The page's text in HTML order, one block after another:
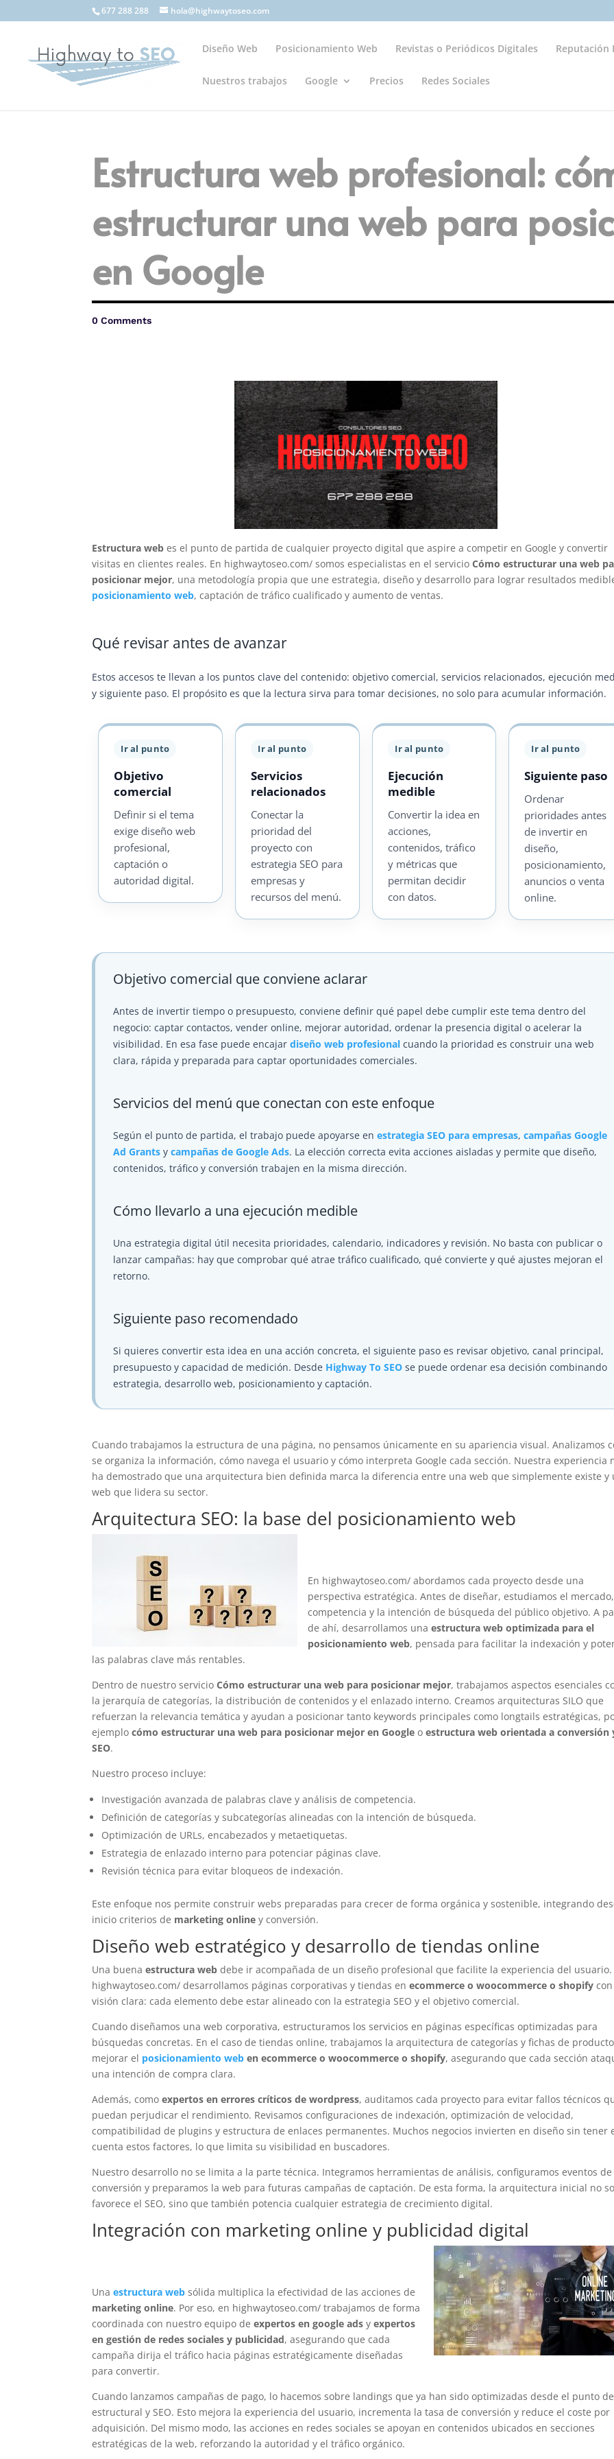
677 288 288 hola@highwaytoseo.com
Diseño Web Posicionamiento Web Revistas o Periódicos Digitales Reputación
Nuestros trabajos Google Precios Redes Sociales
Estructura web profesional:
estructurar una web para
en Google
0 Comments
Estructura web es el punto de partida de cualquier proyecto digital que aspire a competir en Google y convertir
visitas en clientes reales. En highwaytoseo.com/ somos especialistas en el servicioCómo estructurar una web
posicionar mejor, una metodología propia que une estrategia, diseño y desarrollo para lograr resultados
posicionamiento web, captación de tráfico cualificado y aumento de ventas.
Qué revisar antes de avanzar
Estos accesos te llevan a los puntos clave del contenido: objetivo comercial, servicios relacionados, ejecución
y siguiente paso. El propósito es que la lectura sirva para tomar decisiones, no solo para acumular información.
Ir al punto
Objetivo
comercial
Definir si el tema
exige diseño web
profesional,
captación o
autoridad digital.
Ir al punto
Servicios
relacionados
Conectar la
prioridad del
proyecto con
estrategia SEO para
empresas y
recursos del menú.
Ir al punto
Ejecución
medible
Convertir la idea en
acciones,
contenidos, tráfico
y métricas que
permitan decidir
con datos.
Ir al punto
Siguiente paso
Ordenar
prioridades antes
de invertir en
diseño,
posicionamiento,
anuncios o venta
online.
Objetivo comercial que conviene aclarar
Antes de invertir tiempo o presupuesto, conviene definir qué papel debe cumplir este tema dentro del
negocio: captar contactos, vender online, mejorar autoridad, ordenar la presencia digital o acelerar la
visibilidad. En esa fase puede encajardiseño web profesional cuando la prioridad es construir una web
clara, rápida y preparada para captar oportunidades comerciales.
Servicios del menú que conectan con este enfoque
Según el punto de partida, el trabajo puede apoyarse enestrategia SEO para empresas,campañas Google
Ad Grants ycampañas de Google Ads. La elección correcta evita acciones aisladas y permite que diseño,
contenidos, tráfico y conversión trabajen en la misma dirección.
Cómo llevarlo a una ejecución medible
Una estrategia digital útil necesita prioridades, calendario, indicadores y revisión. No basta con publicar o
lanzar campañas: hay que comprobar qué atrae tráfico cualificado, qué convierte y qué ajustes mejoran el
retorno.
Siguiente paso recomendado
Si quieres convertir esta idea en una acción concreta, el siguiente paso es revisar objetivo, canal principal,
presupuesto y capacidad de medición. Desde Highway To SEO se puede ordenar esa decisión combinando
estrategia, desarrollo web, posicionamiento y captación.
Cuando trabajamos la estructura de una página, no pensamos únicamente en su apariencia visual. Analizamos
se organiza la información, cómo navega el usuario y cómo interpreta Google cada sección. Nuestra experiencia
ha demostrado que una arquitectura bien definida marca la diferencia entre una web que simplemente existe y
web que lidera su sector.
Arquitectura SEO: la base del posicionamiento web
En highwaytoseo.com/ abordamos cada proyecto desde una
perspectiva estratégica. Antes de diseñar, estudiamos el
competencia y la intención de búsqueda del público objetivo. A
de ahí, desarrollamos unaestructura web optimizada para el
posicionamiento web, pensada para facilitar la indexación y
las palabras clave más rentables.
Dentro de nuestro servicioCómo estructurar una web para posicionar mejor, trabajamos aspectos esenciales
la jerarquía de categorías, la distribución de contenidos y el enlazado interno. Creamos arquitecturas SILO que
refuerzan la relevancia temática y ayudan a posicionar tanto keywords principales como longtails estratégicas,
ejemplocómo estructurar una web para posicionar mejor en Google oestructura web orientada a conversión
SEO.
Nuestro proceso incluye:
Investigación avanzada de palabras clave y análisis de competencia.
Definición de categorías y subcategorías alineadas con la intención de búsqueda.
Optimización de URLs, encabezados y metaetiquetas.
Estrategia de enlazado interno para potenciar páginas clave.
Revisión técnica para evitar bloqueos de indexación.
Este enfoque nos permite construir webs preparadas para crecer de forma orgánica y sostenible, integrando
inicio criterios de marketing online y conversión.
Diseño web estratégico y desarrollo de tiendas online
Una buenaestructura web debe ir acompañada de un diseño profesional que facilite la experiencia del usuario.
highwaytoseo.com/ desarrollamos páginas corporativas y tiendas enecommerce o woocommerce o shopify
visión clara: cada elemento debe estar alineado con la estrategia SEO y el objetivo comercial.
Cuando diseñamos una web corporativa, estructuramos los servicios en páginas específicas optimizadas para
búsquedas concretas. En el caso de tiendas online, trabajamos la arquitectura de categorías y fichas de
mejorar el posicionamiento web en ecommerce o woocommerce o shopify, asegurando que cada sección
una intención de compra clara.
Además, comoexpertos en errores críticos de wordpress, auditamos cada proyecto para evitar fallos técnicos
puedan perjudicar el rendimiento. Revisamos configuraciones de indexación, optimización de velocidad,
compatibilidad de plugins y estructura de enlaces permanentes. Muchos negocios invierten en diseño sin tener
cuenta estos factores, lo que limita su visibilidad en buscadores.
Nuestro desarrollo no se limita a la parte técnica. Integramos herramientas de análisis, configuramos eventos de
conversión y preparamos la web para futuras campañas de captación. De esta forma, la arquitectura inicial no
favorece el SEO, sino que también potencia cualquier estrategia de crecimiento digital.
Integración con marketing online y publicidad digital
Unaestructura web sólida multiplica la efectividad de las acciones de
marketing online. Por eso, en highwaytoseo.com/ trabajamos de forma
coordinada con nuestro equipo deexpertos en google ads yexpertos
en gestión de redes sociales y publicidad, asegurando que cada
campaña dirija el tráfico hacia páginas estratégicamente diseñadas
para convertir.
Cuando lanzamos campañas de pago, lo hacemos sobre landings que ya han sido optimizadas desde el punto
estructural y SEO. Esto mejora la experiencia del usuario, incrementa la tasa de conversión y reduce el coste por
adquisición. Del mismo modo, las acciones en redes sociales se apoyan en contenidos ubicados en secciones
estratégicas de la web, reforzando la autoridad y el tráfico orgánico.